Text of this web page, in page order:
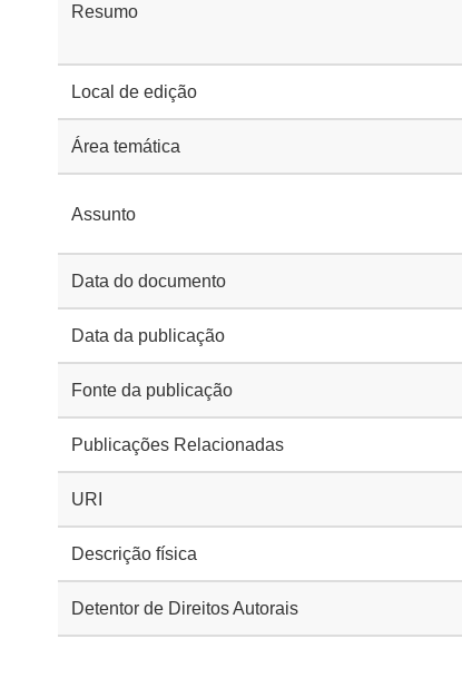
Resumo
Local de edição
Área temática
Assunto
Data do documento
Data da publicação
Fonte da publicação
Publicações Relacionadas
URI
Descrição física
Detentor de Direitos Autorais